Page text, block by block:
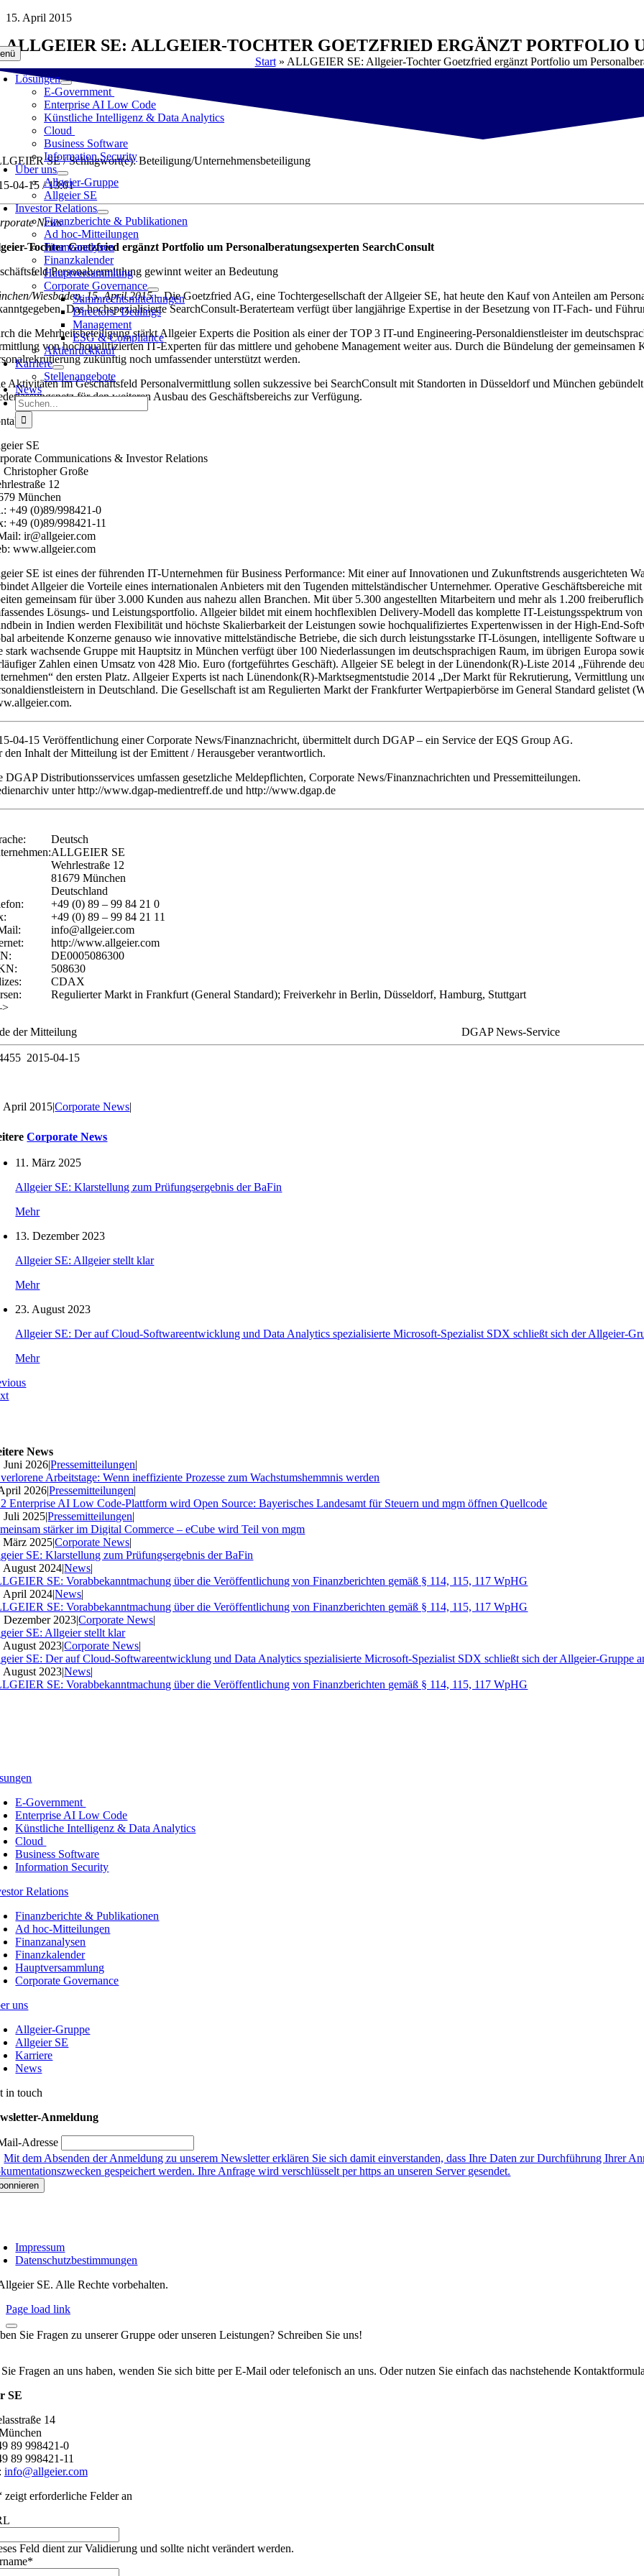
Zum
springen
Lösungen
E-Government
Enterprise AI Low Code
Künstliche Intelligenz & Data Analytics
Cloud
Business Software
Information Security
Über uns
Allgeier-Gruppe
Allgeier SE
Investor Relations
Finanzberichte & Publikationen
Ad hoc-Mitteilungen
Finanzanalysen
Finanzkalender
Hauptversammlung
Corporate Governance
Stimmrechtsmitteilungen
Directors‘ Dealings
Management
ESG & Compliance
Aktienrückkauf
Karriere
Stellenangebote
News
Suche
nach:
15. April 2015
ALLGEIER SE: ALLGEIER-TOCHTER GOETZFRIED ERGÄNZT PORTFOLIO
Start» ALLGEIER SE: Allgeier-Tochter Goetzfried ergänzt Portfolio um
SE / Schlagwort(e): Beteiligung/Unternehmensbeteiligung
04-15 / 13:01
News
Tochter Goetzfried ergänzt Portfolio um Personalberatungsexperten SearchConsult
Personalvermittlung gewinnt weiter an Bedeutung
Wiesbaden, 15. April 2015 –Die Goetzfried AG, eine Tochtergesellschaft der Allgeier SE, hat heute den Kauf von Anteilen am
Das hochspezialisierte SearchConsult-Beraterteam verfügt über langjährige Expertise in der Besetzung von IT-Fach- und
die Mehrheitsbeteiligung stärkt Allgeier Experts die Position als einer der TOP 3 IT-und Engineering-Personaldienstleister im
von hochqualifizierten IT-Experten für das mittlere und gehobene Management weiter aus. Durch die Bündelung der
zukünftig noch umfassender unterstützt werden.
Aktivitäten im Geschäftsfeld Personalvermittlung sollen sukzessive bei SearchConsult mit Standorten in Düsseldorf und München
für den weiteren Ausbau des Geschäftsbereichs zur Verfügung.
SE
Communications & Investor Relations
Christopher Große
12
München
+49 (0)89/998421-0
+49 (0)89/998421-11
ir@allgeier.com
www.allgeier.com
SE ist eines der führenden IT-Unternehmen für Business Performance: Mit einer auf Innovationen und Zukunftstrends ausgerichteten
Allgeier die Vorteile eines internationalen Anbieters mit den Tugenden mittelständischer Unternehmer. Operative Geschäftsbereiche
gemeinsam für über 3.000 Kunden aus nahezu allen Branchen. Mit über 5.300 angestellten Mitarbeitern und mehr als 1.200
Lösungs- und Leistungsportfolio. Allgeier bildet mit einem hochflexiblen Delivery-Modell das komplette IT-Leistungsspektrum
in Indien werden Flexibilität und höchste Skalierbarkeit der Leistungen sowie hochqualifiziertes Expertenwissen in der High-End-
arbeitende Konzerne genauso wie innovative mittelständische Betriebe, die sich durch leistungsstarke IT-Lösungen, intelligente
stark wachsende Gruppe mit Hauptsitz in München verfügt über 100 Niederlassungen im deutschsprachigen Raum, im übrigen Europa
Zahlen einen Umsatz von 428 Mio. Euro (fortgeführtes Geschäft). Allgeier SE belegt in der Lünendonk(R)-Liste 2014 „Führende
den ersten Platz. Allgeier Experts ist nach Lünendonk(R)-Marktsegmentstudie 2014 „Der Markt für Rekrutierung, Vermittlung
in Deutschland. Die Gesellschaft ist am Regulierten Markt der Frankfurter Wertpapierbörse im General Standard
04-15 Veröffentlichung einer Corporate News/Finanznachricht, übermittelt durch DGAP – ein Service der EQS Group AG.
den Inhalt der Mitteilung ist der Emittent / Herausgeber verantwortlich.
DGAP Distributionsservices umfassen gesetzliche Meldepflichten, Corporate News/Finanznachrichten und Pressemitteilungen.
unter http://www.dgap-medientreff.de und http://www.dgap.de
Deutsch
ALLGEIER SE
Wehrlestraße 12
81679 München
Deutschland
+49 (0) 89 – 99 84 21 0
+49 (0) 89 – 99 84 21 11
info@allgeier.com
http://www.allgeier.com
DE0005086300
508630
CDAX
Regulierter Markt in Frankfurt (General Standard); Freiverkehr in Berlin, Düsseldorf, Hamburg, Stuttgart
der Mitteilung
DGAP News-Service
2015-04-15
April 2015|Corporate News|
Corporate News
11. März 2025
Allgeier SE: Klarstellung zum Prüfungsergebnis der BaFin
Mehr
13. Dezember 2023
Allgeier SE: Allgeier stellt klar
Mehr
23. August 2023
Allgeier SE: Der auf Cloud-Softwareentwicklung und Data Analytics spezialisierte Microsoft-Spezialist SDX schließt sich der Allgeier-
Mehr
News
Juni 2026|Pressemitteilungen|
Arbeitstage: Wenn ineffiziente Prozesse zum Wachstumshemmnis werden
2026|Pressemitteilungen|
Enterprise AI Low Code-Plattform wird Open Source: Bayerisches Landesamt für Steuern und mgm öffnen Quellcode
Juli 2025|Pressemitteilungen|
stärker im Digital Commerce – eCube wird Teil von mgm
März 2025|Corporate News|
SE: Klarstellung zum Prüfungsergebnis der BaFin
August 2024|News|
SE: Vorabbekanntmachung über die Veröffentlichung von Finanzberichten gemäß § 114, 115, 117 WpHG
April 2024|News|
SE: Vorabbekanntmachung über die Veröffentlichung von Finanzberichten gemäß § 114, 115, 117 WpHG
Dezember 2023|Corporate News|
SE: Allgeier stellt klar
August 2023|Corporate News|
SE: Der auf Cloud-Softwareentwicklung und Data Analytics spezialisierte Microsoft-Spezialist SDX schließt sich der Allgeier-Gruppe
August 2023|News|
SE: Vorabbekanntmachung über die Veröffentlichung von Finanzberichten gemäß § 114, 115, 117 WpHG
E-Government
Enterprise AI Low Code
Künstliche Intelligenz & Data Analytics
Cloud
Business Software
Information Security
Relations
Finanzberichte & Publikationen
Ad hoc-Mitteilungen
Finanzanalysen
Finanzkalender
Hauptversammlung
Corporate Governance
uns
Allgeier-Gruppe
Allgeier SE
Karriere
News
in touch
Anmeldung
Adresse
Mit dem Absenden der Anmeldung zu unserem Newsletter erklären Sie sich damit einverstanden, dass Ihre Daten zur Durchführung Ihrer
gespeichert werden. Ihre Anfrage wird verschlüsselt per https an unseren Server gesendet.
Impressum
Datenschutzbestimmungen
SE. Alle Rechte vorbehalten.
Page load link
Sie Fragen zu unserer Gruppe oder unseren Leistungen? Schreiben Sie uns!
Fragen an uns haben, wenden Sie sich bitte per E-Mail oder telefonisch an uns. Oder nutzen Sie einfach das nachstehende
SE
14
89 998421-0
89 998421-11
info@allgeier.com
zeigt erforderliche Felder an
Feld dient zur Validierung und sollte nicht verändert werden.
*